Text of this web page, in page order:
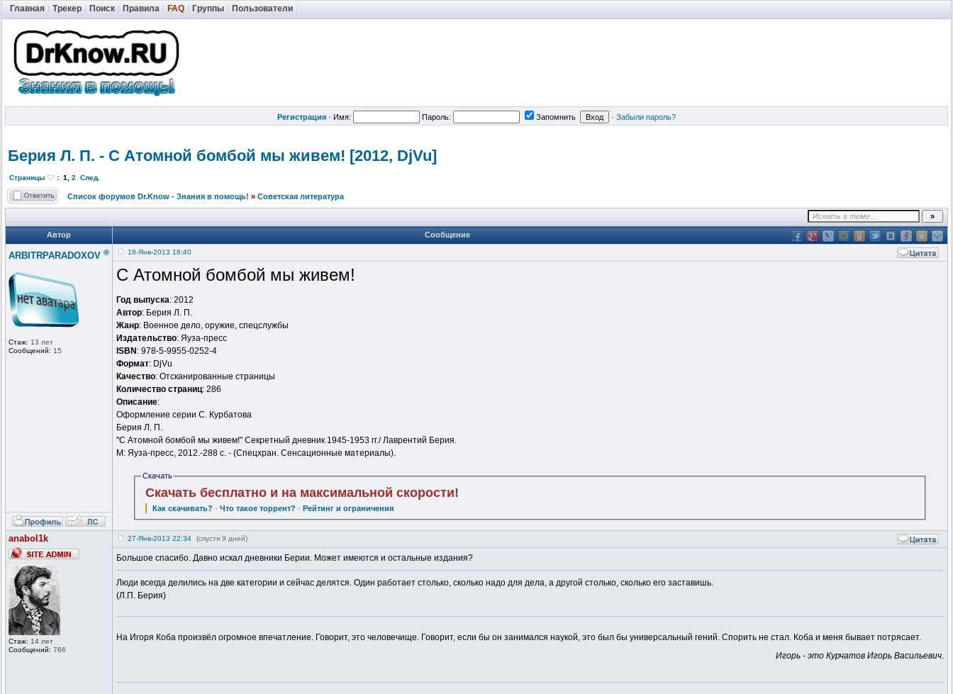
Главная Трекер Поиск Правила FAQ Группы Пользователи
Регистрация · Имя: Пароль: Запомнить · Забыли пароль?
Берия Л. П. - С Атомной бомбой мы живем! [2012, DjVu]
Страницы : 1, 2 След.
Список форумов Dr.Know - Знания в помощь! » Советская литература
Автор Сообщение
ARBITRPARADOXOV ®
Стаж: 13 лет
Сообщений: 15
18-Янв-2013 16:40
С Атомной бомбой мы живем!
Год выпуска: 2012
Автор: Берия Л. П.
Жанр: Военное дело, оружие, спецслужбы
Издательство: Яуза-пресс
ISBN : 978-5-9955-0252-4
Формат: DjVu
Качество: Отсканированные страницы
Количество страниц: 286
Описание:
Оформление серии С. Курбатова
Берия Л. П.
"С Атомной бомбой мы живем!" Секретный дневник 1945-1953 гг./ Лаврентий Берия.
М: Яуза-пресс, 2012.-288 с. - (Спецхран. Сенсационные материалы).
Скачать
Скачать бесплатно и на максимальной скорости!
Как скачивать? ·Что такое торрент? · Рейтинг и ограничения
anabol1k
Стаж: 14 лет
Сообщений: 766
27-Янв-2013 22:34 (спустя 9 дней)
Большое спасибо. Давно искал дневники Берии. Может имеются и остальные издания?
Люди всегда делились на две категории и сейчас делятся. Один работает столько, сколько надо для дела, а другой столько, сколько его заставишь.
(Л.П. Берия)
На Игоря Коба произвёл огромное впечатление. Говорит, это человечище. Говорит, если бы он занимался наукой, это был бы универсальный гений. Спорить не стал. Коба и меня бывает потрясает.
Игорь - это Курчатов Игорь Васильевич.